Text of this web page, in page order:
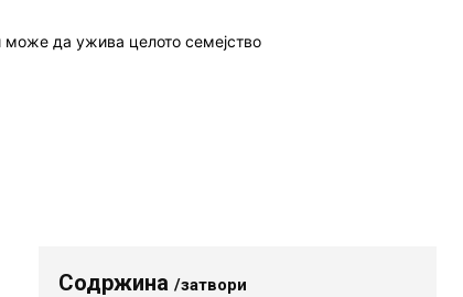
Содржина/затвори